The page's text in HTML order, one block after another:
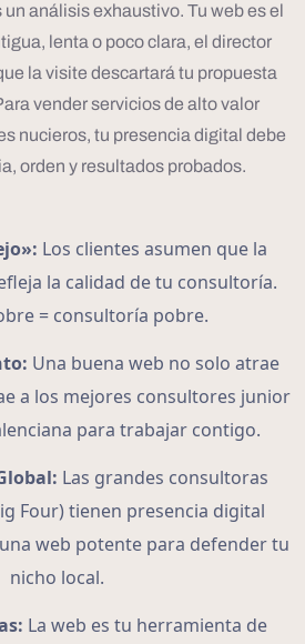
análisis exhaustivo. Tu web es el
lenta o poco clara, el director
la visite descartará tu propuesta
vender servicios de alto valor
nucieros, tu presencia digital debe
orden y resultados probados.
Los clientes asumen que la
la calidad de tu consultoría.
= consultoría pobre.
Una buena web no solo atrae
a los mejores consultores junior
para trabajar contigo.
Las grandes consultoras
Four) tienen presencia digital
web potente para defender tu
nicho local.
La web es tu herramienta de